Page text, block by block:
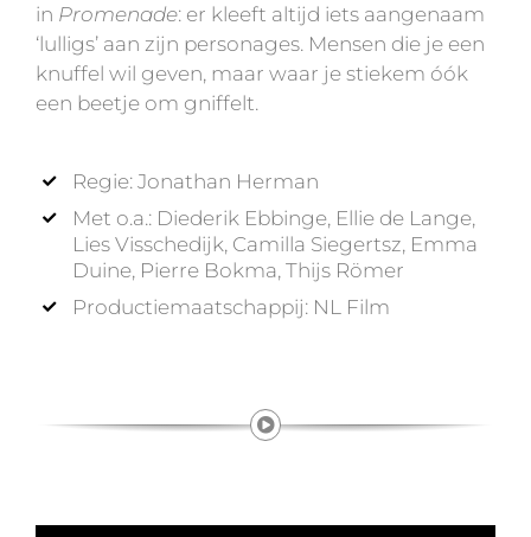
in Promenade: er kleeft altijd iets aangenaam
‘lulligs’ aan zijn personages. Mensen die je een
knuffel wil geven, maar waar je stiekem óók
een beetje om gniffelt.
Regie: Jonathan Herman
Met o.a.: Diederik Ebbinge, Ellie de Lange,
Lies Visschedijk, Camilla Siegertsz, Emma
Duine, Pierre Bokma, Thijs Römer
Productiemaatschappij: NL Film